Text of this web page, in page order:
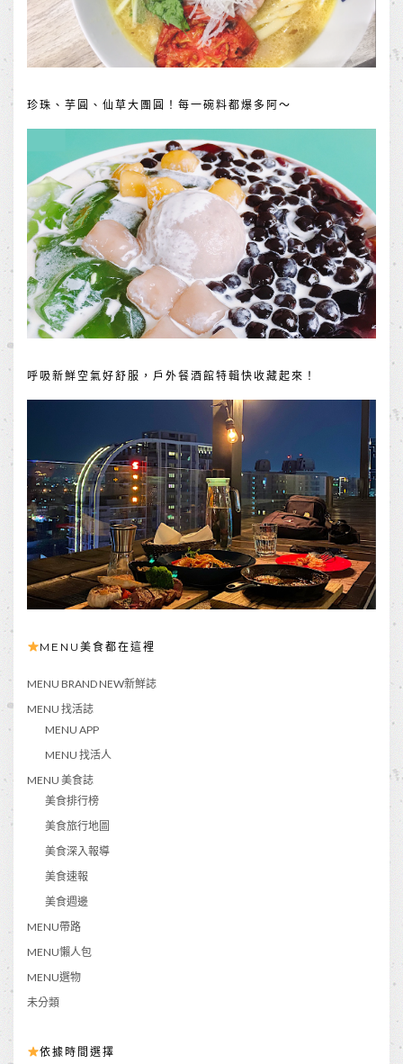
珍珠、芋圓、仙草大團圓！每一碗料都爆多阿～
呼吸新鮮空氣好舒服，戶外餐酒館特輯快收藏起來！
MENU美食都在這裡
MENU BRAND NEW新鮮誌
MENU 找活誌
MENU APP
MENU 找活人
MENU 美食誌
美食排行榜
美食旅行地圖
美食深入報導
美食速報
美食週邊
MENU帶路
MENU懶人包
MENU選物
未分類
依據時間選擇